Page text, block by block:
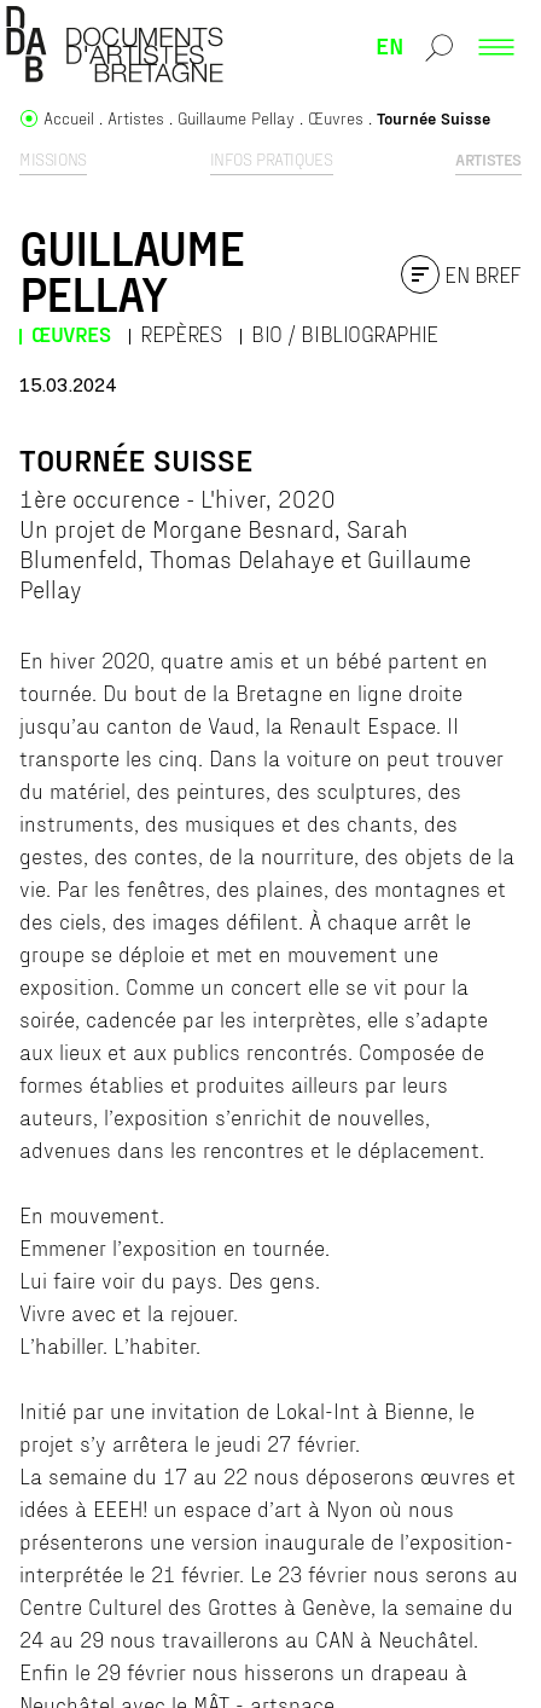
EN
MISSIONS INFOS PRATIQUES ARTISTES
Accueil Artistes Guillaume Pellay Œuvres Tournée Suisse
GUILLAUME
PELLAY
ŒUVRES REPÈRES BIO / BIBLIOGRAPHIE
EN BREF
15.03.2024
TOURNÉE SUISSE
1ère occurence - L'hiver, 2020
Un projet de Morgane Besnard, Sarah
Blumenfeld, Thomas Delahaye et Guillaume
Pellay
En hiver 2020, quatre amis et un bébé partent en
tournée. Du bout de la Bretagne en ligne droite
jusqu’au canton de Vaud, la Renault Espace. II
transporte les cinq. Dans la voiture on peut trouver
du matériel, des peintures, des sculptures, des
instruments, des musiques et des chants, des
gestes, des contes, de la nourriture, des objets de la
vie. Par les fenêtres, des plaines, des montagnes et
des ciels, des images défilent. À chaque arrêt le
groupe se déploie et met en mouvement une
exposition. Comme un concert elle se vit pour la
soirée, cadencée par les interprètes, elle s’adapte
aux lieux et aux publics rencontrés. Composée de
formes établies et produites ailleurs par leurs
auteurs, l’exposition s’enrichit de nouvelles,
advenues dans les rencontres et le déplacement.
En mouvement.
Emmener l’exposition en tournée.
Lui faire voir du pays. Des gens.
Vivre avec et la rejouer.
L’habiller. L’habiter.
Initié par une invitation de Lokal-Int à Bienne, le
projet s’y arrêtera le jeudi 27 février.
La semaine du 17 au 22 nous déposerons œuvres et
idées à EEEH! un espace d’art à Nyon où nous
présenterons une version inaugurale de l’exposition-
interprétée le 21 février. Le 23 février nous serons au
Centre Culturel des Grottes à Genève, la semaine du
24 au 29 nous travaillerons au CAN à Neuchâtel.
Enfin le 29 février nous hisserons un drapeau à